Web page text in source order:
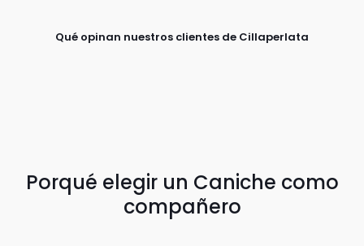
Qué opinan nuestros clientes de Cillaperlata
Porqué elegir un Caniche como
compañero